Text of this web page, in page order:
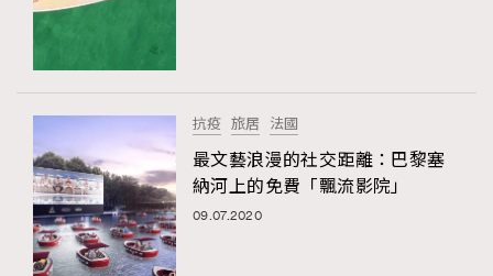
抗疫 旅居 法國
最文藝浪漫的社交距離：巴黎塞
納河上的免費「飄流影院」
09.07.2020